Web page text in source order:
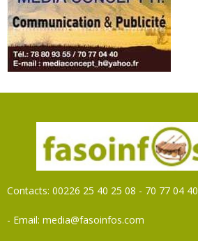
Contacts: 00226 25 40 25 08 - 70 77 04 40
- Email: media@fasoinfos.com